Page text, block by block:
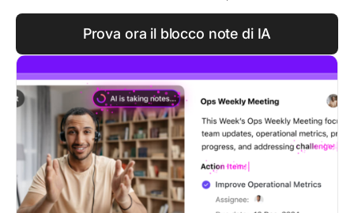
Prova ora il blocco note di IA